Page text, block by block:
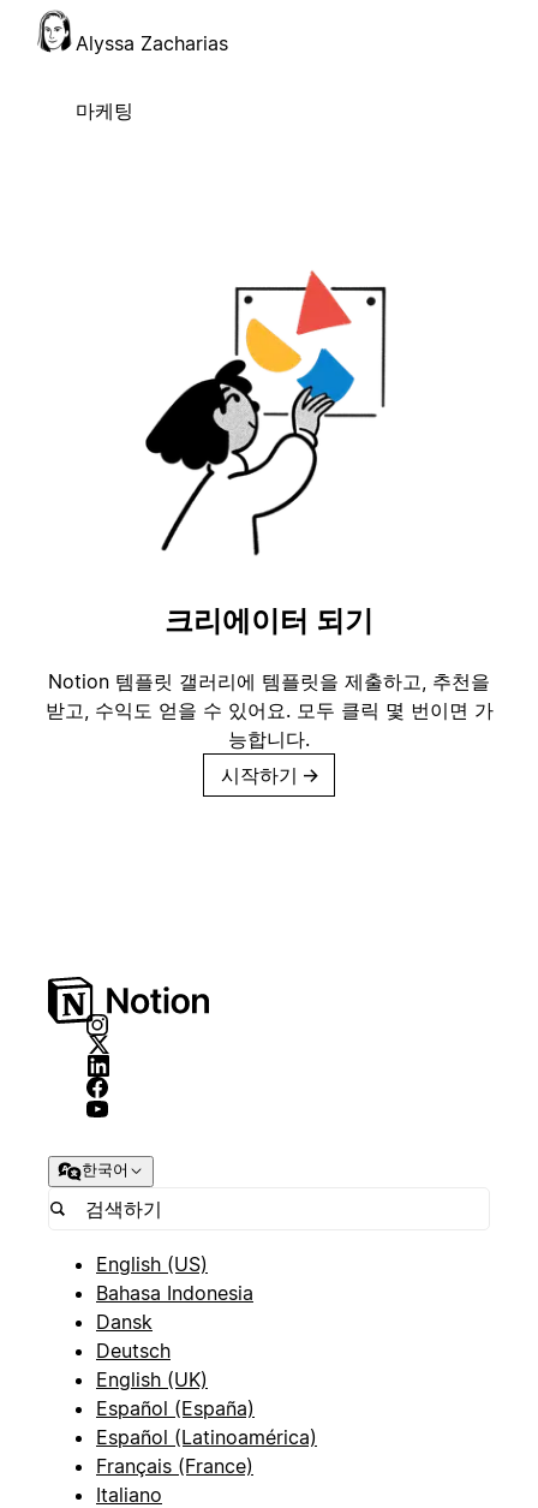
Alyssa Zacharias
마케팅
크리에이터 되기
Notion 템플릿 갤러리에 템플릿을 제출하고, 추천을
받고, 수익도 얻을 수 있어요. 모두 클릭 몇 번이면 가
능합니다.
시작하기 →
한국어
English (US)
Bahasa Indonesia
Dansk
Deutsch
English (UK)
Español (España)
Español (Latinoamérica)
Français (France)
Italiano